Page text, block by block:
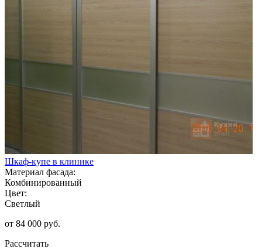
Шкаф-купе в клинике
Материал фасада:
Комбинированный
Цвет:
Светлый
от 84 000 руб.
Рассчитать